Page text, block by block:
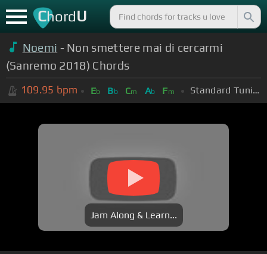
ChordU
Noemi - Non smettere mai di cercarmi
(Sanremo 2018) Chords
109.95 bpm Eb Bb Cm Ab Fm Standard Tuning (EADGBE)
Jam Along & Learn...